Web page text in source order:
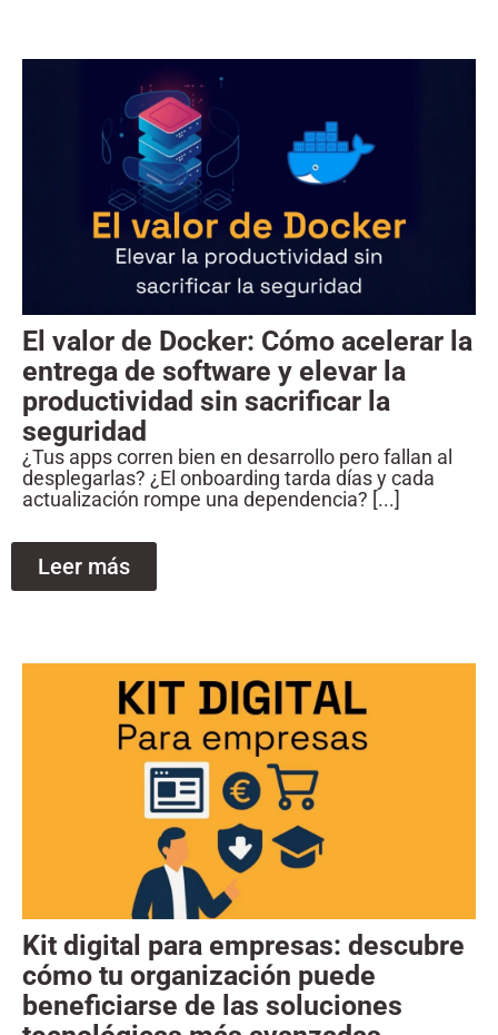
El valor de Docker: Cómo acelerar la
entrega de software y elevar la
productividad sin sacrificar la
seguridad
¿Tus apps corren bien en desarrollo pero fallan al
desplegarlas? ¿El onboarding tarda días y cada
actualización rompe una dependencia? [...]
Leer más
Kit digital para empresas: descubre
cómo tu organización puede
beneficiarse de las soluciones